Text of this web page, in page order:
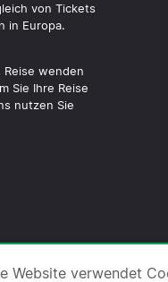
von Tickets
in Europa.
wenden
Sie Ihre Reise
nutzen Sie
·Über uns·
Website verwendet